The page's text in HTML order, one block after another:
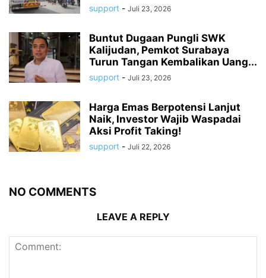
support - Juli 23, 2026
Buntut Dugaan Pungli SWK
Kalijudan, Pemkot Surabaya
Turun Tangan Kembalikan Uang...
support - Juli 23, 2026
Harga Emas Berpotensi Lanjut
Naik, Investor Wajib Waspadai
Aksi Profit Taking!
support - Juli 22, 2026
NO COMMENTS
LEAVE A REPLY